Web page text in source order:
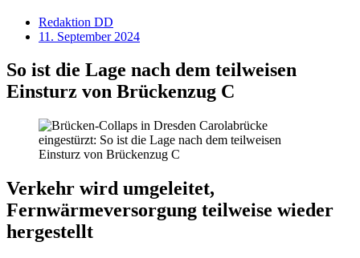
Redaktion DD
11. September 2024
So ist die Lage nach dem teilweisen
Einsturz von Brückenzug C
Verkehr wird umgeleitet,
Fernwärmeversorgung teilweise wieder
hergestellt